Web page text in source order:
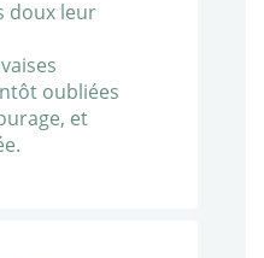
doux leur
oubliées
et